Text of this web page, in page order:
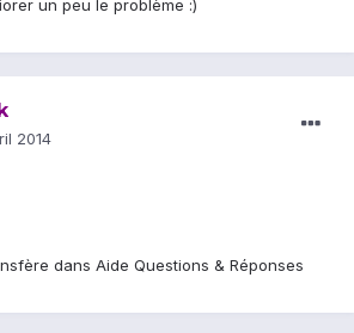
un peu le problème :)
2014
dans Aide Questions & Réponses